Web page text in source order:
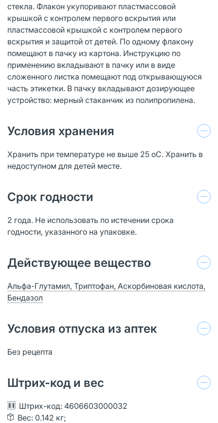
стекла. Флакон укупоривают пластмассовой
крышкой с контролем первого вскрытия или
пластмассовой крышкой с контролем первого
вскрытия и защитой от детей. По одному флакону
помещают в пачку из картона. Инструкцию по
применению вкладывают в пачку или в виде
сложенного листка помещают под открывающуюся
часть этикетки. В пачку вкладывают дозирующее
устройство: мерный стаканчик из полипропилена.
Условия хранения
Хранить при температуре не выше 25 оС. Хранить в
недоступном для детей месте.
Срок годности
2 года. Не использовать по истечении срока
годности, указанного на упаковке.
Действующее вещество
Альфа-Глутамил, Триптофан, Аскорбиновая кислота,
Бендазол
Условия отпуска из аптек
Без рецепта
Штрих-код и вес
Штрих-код: 4606603000032
Вес: 0.142 кг;